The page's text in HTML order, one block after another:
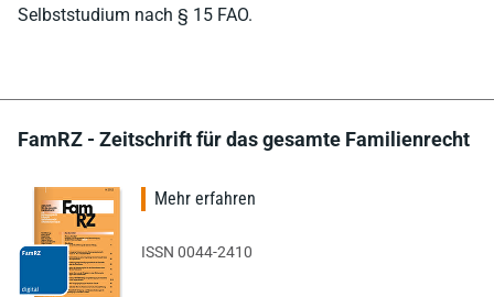
Selbststudium nach § 15 FAO.
FamRZ - Zeitschrift für das gesamte Familienrecht
Mehr erfahren
ISSN 0044-2410